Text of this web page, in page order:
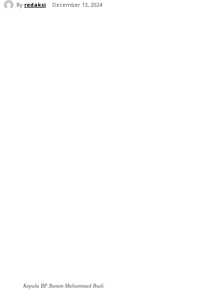
By redaksi December 13, 2024
Kepala BP Batam Muhammad Rudi.